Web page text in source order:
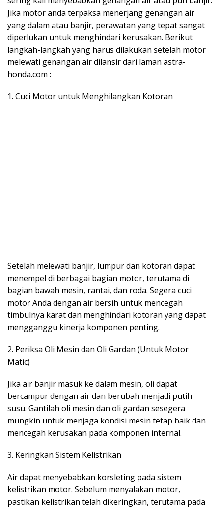
Jika motor anda terpaksa menerjang genangan air
yang dalam atau banjir, perawatan yang tepat sangat
diperlukan untuk menghindari kerusakan. Berikut
langkah-langkah yang harus dilakukan setelah motor
melewati genangan air dilansir dari laman astra-
honda.com :
1. Cuci Motor untuk Menghilangkan Kotoran
Setelah melewati banjir, lumpur dan kotoran dapat
menempel di berbagai bagian motor, terutama di
bagian bawah mesin, rantai, dan roda. Segera cuci
motor Anda dengan air bersih untuk mencegah
timbulnya karat dan menghindari kotoran yang dapat
mengganggu kinerja komponen penting.
2. Periksa Oli Mesin dan Oli Gardan (Untuk Motor
Matic)
Jika air banjir masuk ke dalam mesin, oli dapat
bercampur dengan air dan berubah menjadi putih
susu. Gantilah oli mesin dan oli gardan sesegera
mungkin untuk menjaga kondisi mesin tetap baik dan
mencegah kerusakan pada komponen internal.
3. Keringkan Sistem Kelistrikan
Air dapat menyebabkan korsleting pada sistem
kelistrikan motor. Sebelum menyalakan motor,
pastikan kelistrikan telah dikeringkan, terutama pada